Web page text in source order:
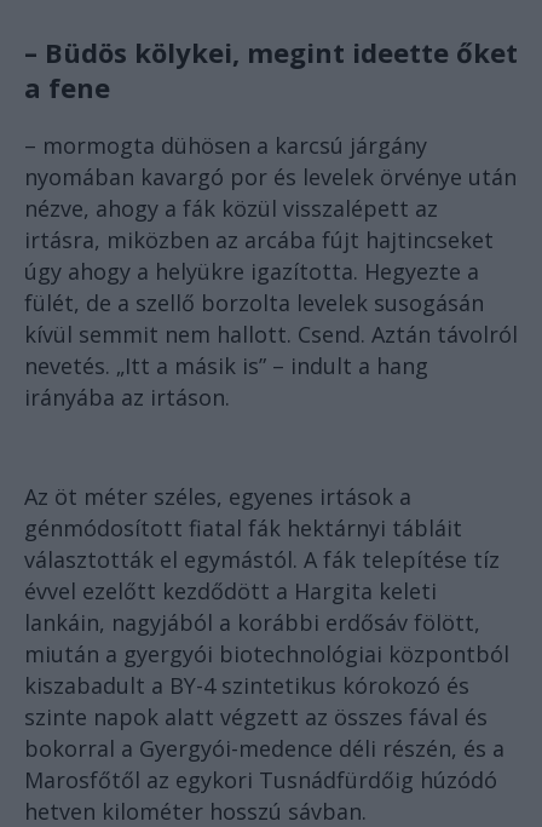
– Büdös kölykei, megint ideette őket
a fene
– mormogta dühösen a karcsú járgány
nyomában kavargó por és levelek örvénye után
nézve, ahogy a fák közül visszalépett az
irtásra, miközben az arcába fújt hajtincseket
úgy ahogy a helyükre igazította. Hegyezte a
fülét, de a szellő borzolta levelek susogásán
kívül semmit nem hallott. Csend. Aztán távolról
nevetés. „Itt a másik is” – indult a hang
irányába az irtáson.
Az öt méter széles, egyenes irtások a
génmódosított fiatal fák hektárnyi tábláit
választották el egymástól. A fák telepítése tíz
évvel ezelőtt kezdődött a Hargita keleti
lankáin, nagyjából a korábbi erdősáv fölött,
miután a gyergyói biotechnológiai központból
kiszabadult a BY-4 szintetikus kórokozó és
szinte napok alatt végzett az összes fával és
bokorral a Gyergyói-medence déli részén, és a
Marosfőtől az egykori Tusnádfürdőig húzódó
hetven kilométer hosszú sávban.